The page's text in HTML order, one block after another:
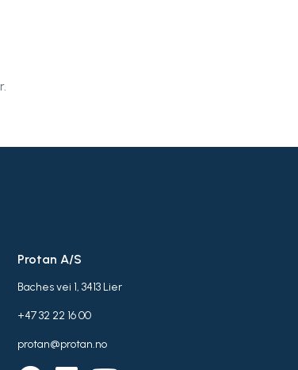
Protan A/S
Baches vei 1, 3413 Lier
+47 32 22 16 00
protan@protan.no